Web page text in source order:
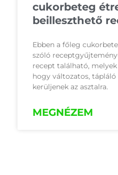
cukorbeteg
beilleszthető
Ebben a főleg
szóló
recept található,
hogy változatos, tápláló
kerüljenek az asztalra.
MEGNÉZEM